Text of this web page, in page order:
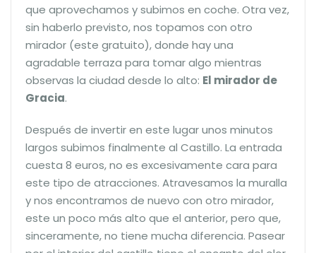
que aprovechamos y subimos en coche. Otra vez,
sin haberlo previsto, nos topamos con otro
mirador (este gratuito), donde hay una
agradable terraza para tomar algo mientras
observas la ciudad desde lo alto: El mirador de
Gracia.
Después de invertir en este lugar unos minutos
largos subimos finalmente al Castillo. La entrada
cuesta 8 euros, no es excesivamente cara para
este tipo de atracciones. Atravesamos la muralla
y nos encontramos de nuevo con otro mirador,
este un poco más alto que el anterior, pero que,
sinceramente, no tiene mucha diferencia. Pasear